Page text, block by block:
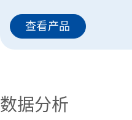
查看产品
数据分析